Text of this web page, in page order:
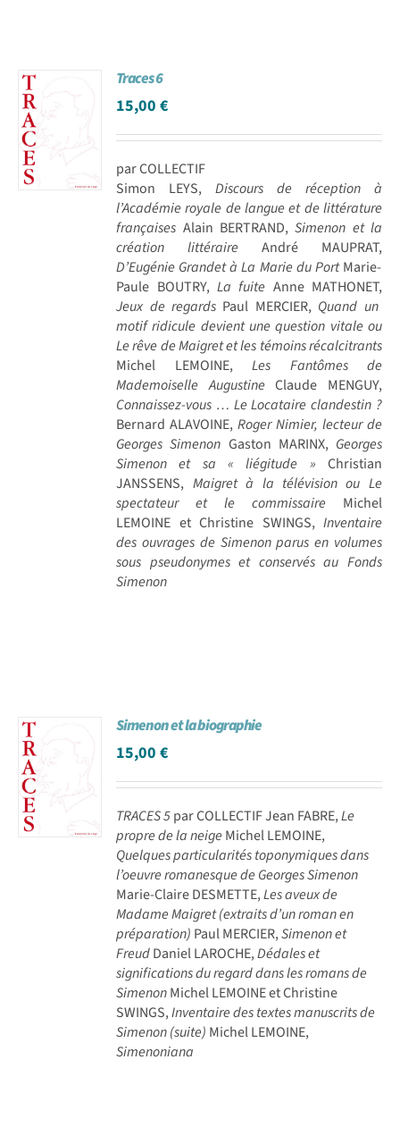
Traces 6
15,00€
par COLLECTIF
Simon LEYS, Discours de réception à
l’Académie royale de langue et de littérature
françaises Alain BERTRAND,Simenon et la
création littéraire André MAUPRAT,
D’Eugénie Grandet à La Marie du PortMarie-
Paule BOUTRY,La fuite Anne MATHONET,
Jeux de regardsPaul MERCIER, Quand un
motif ridicule devient une question vitale ou
Le rêve de Maigret et les témoins récalcitrants
Michel LEMOINE,Les Fantômes de
Mademoiselle Augustine Claude MENGUY,
Connaissez-vous … Le Locataire clandestin ?
Bernard ALAVOINE,Roger Nimier, lecteur de
Georges Simenon Gaston MARINX, Georges
Simenon et sa « liégitude » Christian
JANSSENS, Maigret à la télévision ou Le
spectateur et le commissaire Michel
LEMOINE et Christine SWINGS, Inventaire
des ouvrages de Simenon parus en volumes
sous pseudonymes et conservés au Fonds
Simenon
Simenon et la biographie
15,00€
TRACES 5par COLLECTIF Jean FABRE,Le
propre de la neige Michel LEMOINE,
Quelques particularités toponymiques dans
l’oeuvre romanesque de Georges Simenon
Marie-Claire DESMETTE,Les aveux de
Madame Maigret (extraits d’un roman en
préparation) Paul MERCIER,Simenon et
FreudDaniel LAROCHE,Dédales et
significations du regard dans les romans de
SimenonMichel LEMOINE et Christine
SWINGS,Inventaire des textes manuscrits de
Simenon (suite) Michel LEMOINE,
Simenoniana